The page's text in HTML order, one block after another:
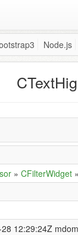
Node.js
» CFilterWidget»
12:29:24Z